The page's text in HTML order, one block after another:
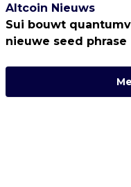
Altcoin Nieuws
Sui bouwt
nieuwe seed phrase